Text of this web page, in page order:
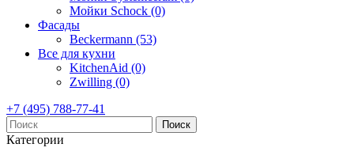
Мойки Schock (0)
Фасады
Beckermann (53)
Все для кухни
KitchenAid (0)
Zwilling (0)
+7 (495) 788-77-41
Поиск
Категории